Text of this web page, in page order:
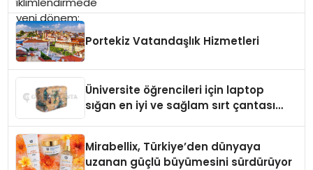
Portekiz Vatandaşlık Hizmetleri
Üniversite öğrencileri için laptop
sığan en iyi ve sağlam sırt çantası
Mirabellix, Türkiye’den dünyaya
uzanan güçlü büyümesini sürdürüyor